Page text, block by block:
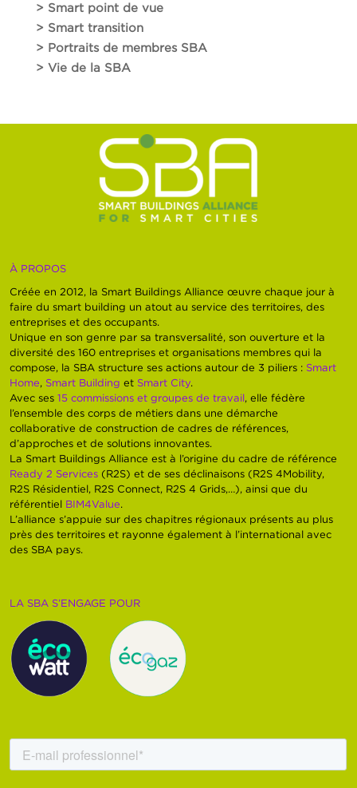
> Smart point de vue
> Smart transition
> Portraits de membres SBA
> Vie de la SBA
À PROPOS
Créée en 2012, la Smart Buildings Alliance œuvre chaque jour à
faire du smart building un atout au service des territoires, des
entreprises et des occupants.
Unique en son genre par sa transversalité, son ouverture et la
diversité des 160 entreprises et organisations membres qui la
compose, la SBA structure ses actions autour de 3 piliers : Smart
Home, Smart Building et Smart City.
Avec ses15 commissions et groupes de travail, elle fédère
l’ensemble des corps de métiers dans une démarche
collaborative de construction de cadres de références,
d’approches et de solutions innovantes.
La Smart Buildings Alliance est à l’origine du cadre de référence
Ready 2 Services (R2S) et de ses déclinaisons (R2S 4Mobility,
R2S Résidentiel, R2S Connect, R2S 4 Grids,…), ainsi que du
référentiel BIM4Value.
L’alliance s’appuie sur des chapitres régionaux présents au plus
près des territoires et rayonne également à l’international avec
des SBA pays.
LA SBA S’ENGAGE POUR